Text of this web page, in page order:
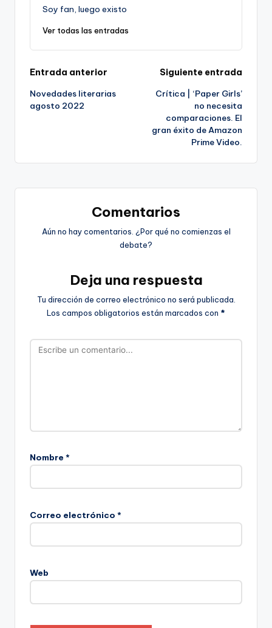
Soy fan, luego existo
Ver todas las entradas
Navegación
de
Entrada anterior
Novedades literarias
agosto 2022
Siguiente entrada
Crítica | ‘Paper Girls’
no necesita
comparaciones. El
gran éxito de Amazon
Prime Video.
Comentarios
Aún no hay comentarios. ¿Por qué no comienzas el
debate?
Deja una respuesta
Tu dirección de correo electrónico no será publicada.
Los campos obligatorios están marcados con *
Nombre *
Correo electrónico *
Web